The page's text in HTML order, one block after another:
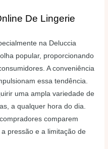
De Lingerie
na Deluccia
popular, proporcionando
A conveniência
essa tendência.
uma ampla variedade de
a qualquer hora do dia.
comparem
pressão e a limitação de